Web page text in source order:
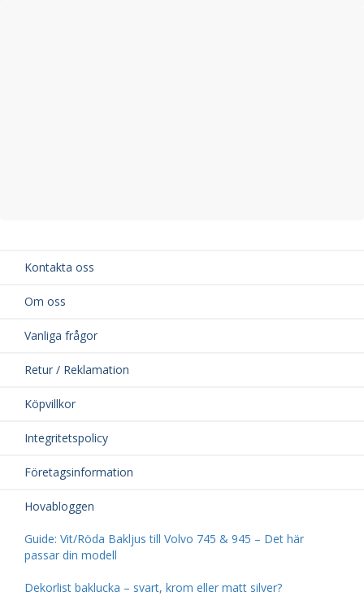
Kontakta oss
Om oss
Vanliga frågor
Retur / Reklamation
Köpvillkor
Integritetspolicy
Företagsinformation
Hovabloggen
Guide: Vit/Röda Bakljus till Volvo 745 & 945 – Det här
passar din modell
Dekorlist baklucka – svart, krom eller matt silver?